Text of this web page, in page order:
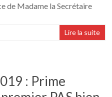
de Madame la Secrétaire
Lire la suite
: Prime